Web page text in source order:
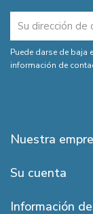
Puede darse de baja
información de
Nuestra
Su cuenta
Información